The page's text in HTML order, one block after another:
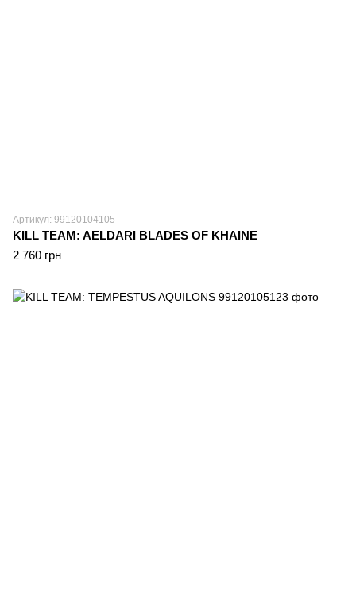
Артикул: 99120104105
KILL TEAM: AELDARI BLADES OF KHAINE
2 760 грн